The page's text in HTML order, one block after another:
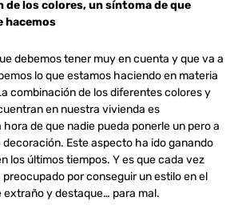
de los colores, un síntoma de que
hacemos
debemos tener muy en cuenta y que va a
lo que estamos haciendo en materia
combinación de los diferentes colores y
en nuestra vivienda es
de que nadie pueda ponerle un pero a
decoración. Este aspecto ha ido ganando
los últimos tiempos. Y es que cada vez
preocupado por conseguir un estilo en el
extraño y destaque… para mal.